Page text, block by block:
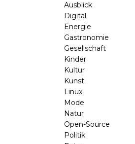
Ausblick
Digital
Energie
Gastronomie
Gesellschaft
Kinder
Kultur
Kunst
Linux
Mode
Natur
Open-Source
Politik